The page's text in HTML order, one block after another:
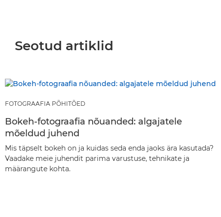
Seotud artiklid
FOTOGRAAFIA PÕHITÕED
Bokeh-fotograafia nõuanded: algajatele
mõeldud juhend
Mis täpselt bokeh on ja kuidas seda enda jaoks ära kasutada?
Vaadake meie juhendit parima varustuse, tehnikate ja
määrangute kohta.